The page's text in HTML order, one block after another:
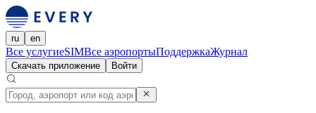
ru en
Все услугиeSIMВсе аэропортыПоддержкаЖурнал
Скачать приложение Войти